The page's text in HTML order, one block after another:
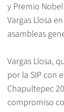
y Premio
Vargas Llosa
asambleas
Vargas Llosa,
por la SIP con
Chapultepec
compromiso